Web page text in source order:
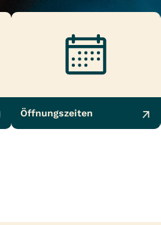
Öffnungszeiten